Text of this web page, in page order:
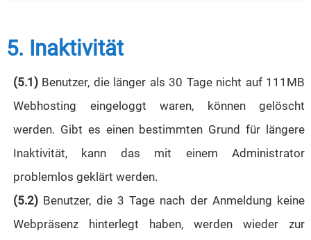
5. Inaktivität
(5.1) Benutzer, die länger als 30 Tage nicht auf 111MB
Webhosting eingeloggt waren, können gelöscht
werden. Gibt es einen bestimmten Grund für längere
Inaktivität, kann das mit einem Administrator
problemlos geklärt werden.
(5.2) Benutzer, die 3 Tage nach der Anmeldung keine
Webpräsenz hinterlegt haben, werden wieder zur